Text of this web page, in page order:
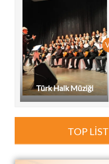
Türk Halk Müziği
TOP LİST